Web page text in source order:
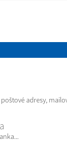
adresy,